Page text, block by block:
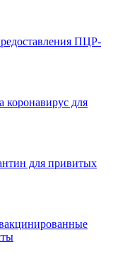
ПЦР-
коронавирус для
для привитых